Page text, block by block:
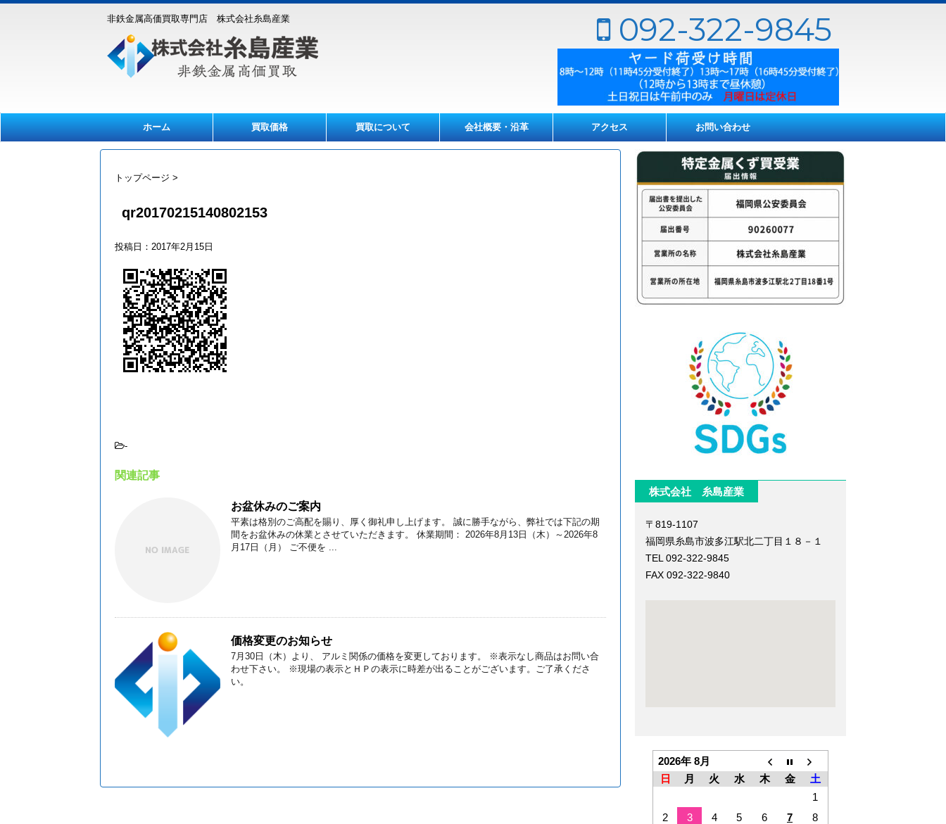
非鉄金属高価買取専門店 株式会社糸島産業 092-322-9845
ホーム 買取価格 買取について 会社概要・沿革 アクセス お問い合わせ
トップページ >
qr20170215140802153
投稿日： 2017年2月15日
-
関連記事
お盆休みのご案内
平素は格別のご高配を賜り、厚く御礼申し上げます。 誠に勝手ながら、弊社では下記の期
間をお盆休みの休業とさせていただきます。 休業期間： 2026年8月13日（木）～2026年8
月17日（月） ご不便を ...
価格変更のお知らせ
7月30日（木）より、 アルミ関係の価格を変更しております。 ※表示なし商品はお問い合
わせ下さい。 ※現場の表示とＨＰの表示に時差が出ることがございます。ご了承くださ
い。
株式会社 糸島産業
〒819-1107
福岡県糸島市波多江駅北二丁目１８－１
TEL 092-322-9845
FAX 092-322-9840
2026年 8月
日
月 火 水 木 金
土
1
2
3 4 5 6 7
8